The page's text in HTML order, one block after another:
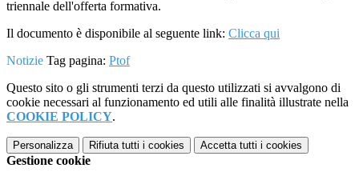
triennale dell'offerta formativa.
Il documento è disponibile al seguente link: Clicca qui
Notizie Tag pagina: Ptof
Questo sito o gli strumenti terzi da questo utilizzati si avvalgono di
cookie necessari al funzionamento ed utili alle finalità illustrate nella
COOKIE POLICY.
Personalizza Rifiuta tutti i cookies Accetta tutti i cookies
Gestione cookie